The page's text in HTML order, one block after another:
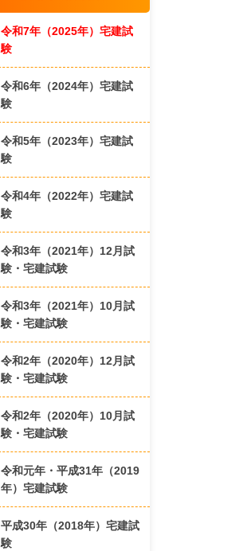
令和7年（2025年）宅建試
験
令和6年（2024年）宅建試
験
令和5年（2023年）宅建試
験
令和4年（2022年）宅建試
験
令和3年（2021年）12月試
験・宅建試験
令和3年（2021年）10月試
験・宅建試験
令和2年（2020年）12月試
験・宅建試験
令和2年（2020年）10月試
験・宅建試験
令和元年・平成31年（2019
年）宅建試験
平成30年（2018年）宅建試
験